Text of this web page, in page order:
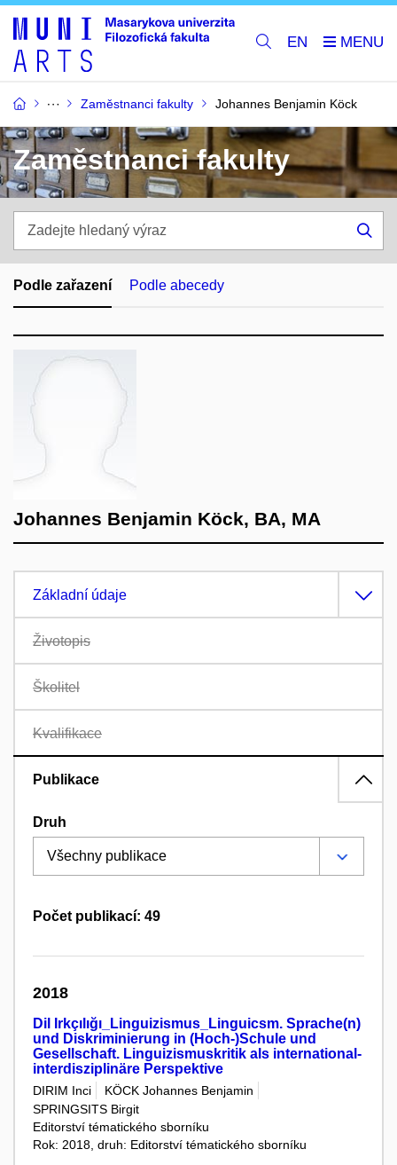
EN
Zaměstnanci fakulty Johannes Benjamin Köck
Zaměstnanci fakulty
hledaný
výraz
Podle zařazení Podle abecedy
Johannes Benjamin Köck, BA, MA
Základní údaje
Životopis
Školitel
Kvalifikace
Publikace
Druh
Počet publikací: 49
2018
Dil Irkçılığı_Linguizismus_Linguicsm. Sprache(n)
und Diskriminierung in (Hoch-)Schule und
Gesellschaft. Linguizismuskritik als international-
interdisziplinäre Perspektive
DIRIM Inci
KÖCK Johannes Benjamin
SPRINGSITS Birgit
Editorství tématického sborníku
Rok: 2018, druh: Editorství tématického sborníku